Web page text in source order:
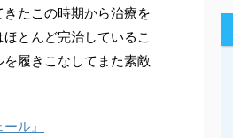
たこの時期から治療を
とんど完治しているこ
履きこなしてまた素敵
ル』